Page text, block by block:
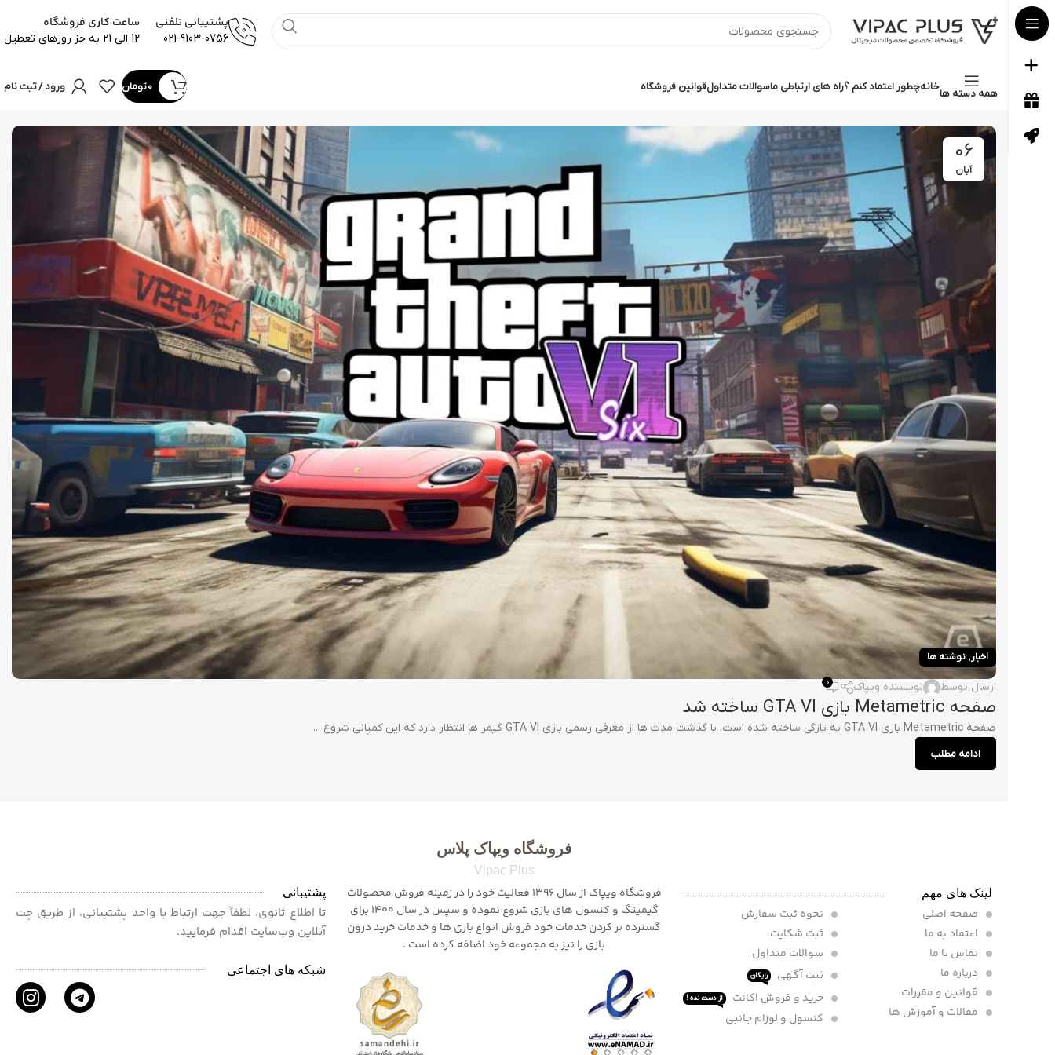
پشتیبانی تلفنی
021-9103-0756
ساعت کاری فروشگاه
12 الی 21 به جز روزهای تعطیل
همه دسته ها
خانهچطور اعتماد کنم ؟راه های ارتباطی ماسوالات متداولقوانین فروشگاه 0تومان ورود / ثبت نام
06
آبان
اخبار, نوشته ها
ارسال توسط نویسنده ویپاک 0
صفحه Metametric بازی GTA VI ساخته شد
صفحه Metametric بازی GTA VI به تازگی ساخته شده است. با گذشت مدت ها از معرفی رسمی بازی GTA VI گیمر ها انتظار دارد که این کمپانی شروع ...
ادامه مطلب
لینک های مهم
صفحه اصلی
اعتماد به ما
تماس با ما
درباره ما
قوانین و مقررات
مقالات و آموزش ها
نحوه ثبت سفارش
ثبت شکایت
سوالات متداول
ثبت آگهی
رایگان
خرید و فروش اکانت از دست نده !
کنسول و لوزام جانبی
فروشگاه ویپاک پلاس
Vipac Plus
فروشگاه ویپاک از سال 1396 فعالیت خود را در زمینه فروش محصولات
گیمینگ و کنسول های بازی شروع نموده و سپس در سال 1400 برای
گسترده تر کردن خدمات خود فروش انواع بازی ها و خدمات خرید درون
بازی را نیز به مجموعه خود اضافه کرده است .
پشتیبانی
تا اطلاع ثانوی، لطفاً جهت ارتباط با واحد پشتیبانی، از طریق چت
آنلاین وب‌سایت اقدام فرمایید.
شبکه های اجتماعی